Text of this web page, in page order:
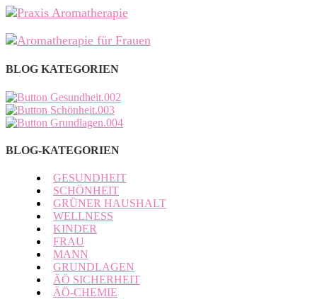
BLOG KATEGORIEN
BLOG-KATEGORIEN
GESUNDHEIT
SCHÖNHEIT
GRÜNER HAUSHALT
WELLNESS
KINDER
FRAU
MANN
GRUNDLAGEN
ÄÖ SICHERHEIT
ÄÖ-CHEMIE